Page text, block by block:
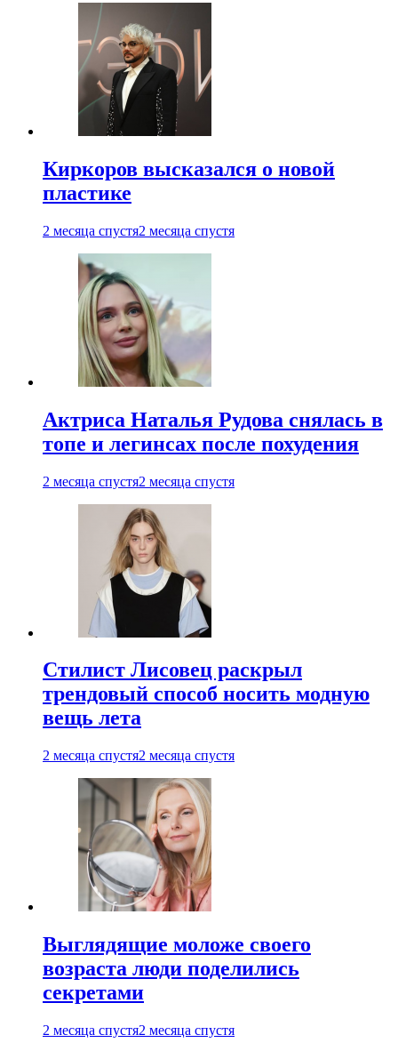
Киркоров высказался о новой
пластике
2 месяца спустя2 месяца спустя
Актриса Наталья Рудова снялась в
топе и легинсах после похудения
2 месяца спустя2 месяца спустя
Стилист Лисовец раскрыл
трендовый способ носить модную
вещь лета
2 месяца спустя2 месяца спустя
Выглядящие моложе своего
возраста люди поделились
секретами
2 месяца спустя2 месяца спустя